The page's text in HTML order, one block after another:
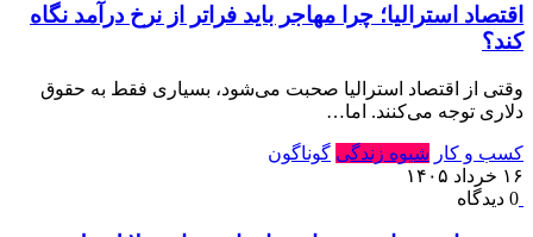
اقتصاد استرالیا⁠؛ چرا مهاجر باید فراتر از نرخ درآمد نگاه
کند⁠؟‏
وقتی از اقتصاد استرالیا صحبت می‌شود⁠، بسیاری فقط به حقوق
دلاری توجه می‌کنند⁠.‏ اما…
کسب و کار شیوه زندگی گوناگون
۱۶ خرداد ۱۴۰۵
0 دیدگاه